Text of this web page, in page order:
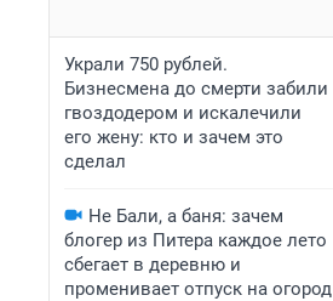
Украли 750 рублей.
Бизнесмена до смерти забили
гвоздодером и искалечили
его жену: кто и зачем это
сделал
Не Бали, а баня: зачем
блогер из Питера каждое лето
сбегает в деревню и
променивает отпуск на огород